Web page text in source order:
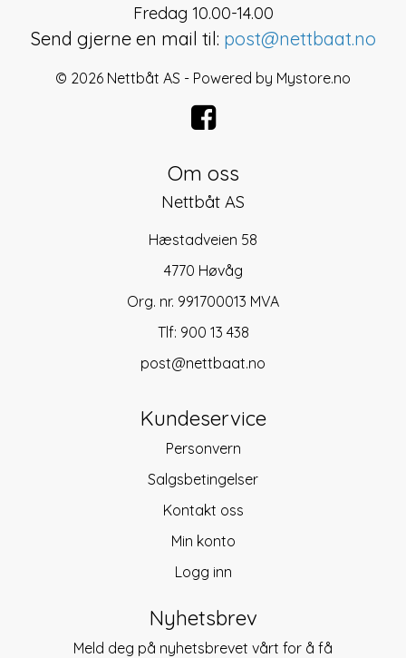
Fredag 10.00-14.00
Send gjerne en mail til: post@nettbaat.no
© 2026 Nettbåt AS - Powered by Mystore.no
Om oss
Nettbåt AS
Hæstadveien 58
4770 Høvåg
Org. nr. 991700013 MVA
Tlf: 900 13 438
post@nettbaat.no
Kundeservice
Personvern
Salgsbetingelser
Kontakt oss
Min konto
Logg inn
Nyhetsbrev
Meld deg på nyhetsbrevet vårt for å få